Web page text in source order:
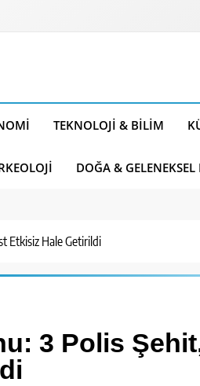
TEKNOLOJI & BILIM
DOĞA &
Etkisiz Hale Getirildi
3 Polis